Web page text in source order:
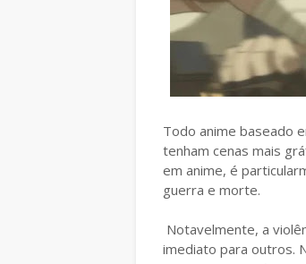
Todo anime baseado
tenham cenas mais
em anime, é
guerra e morte.
Notavelmente, a
imediato para outros.